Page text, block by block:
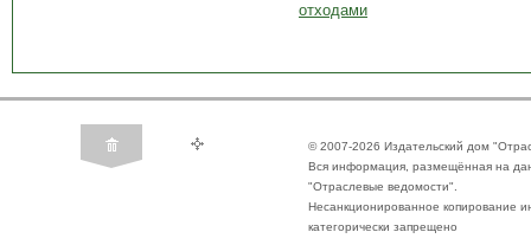
отходами
© 2007-2026 Издательский дом
Вся информация, размещённая на
"Отраслевые ведомости".
Несанкционированное копирование
категорически запрещено